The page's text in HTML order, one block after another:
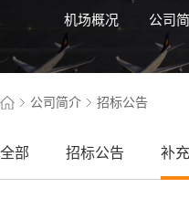
机场概况 公司
公司简介 招标公告
全部 招标公告 补